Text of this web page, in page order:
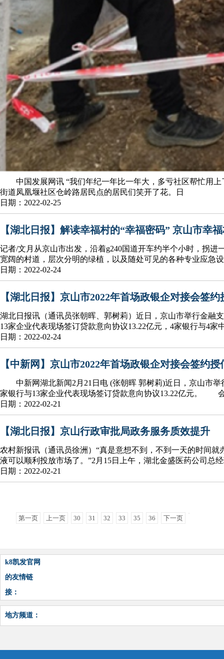
中国发展网讯 “我们年纪一年比一年大，多亏社区帮忙用上
街道凤凰堰社区仓岭路居民点的居民们笑开了花。日
日期：2022-02-25
【湖北日报】解读幸福村的“幸福密码” 京山市幸
记者/文月从京山市出发，沿着g240国道开车约半个小时，拐
宽阔的村道，层次分明的绿植，以及随处可见的各种专业应急
日期：2022-02-24
【湖北日报】京山市2022年首场政银企对接会签约
湖北日报讯（通讯员张朝晖、郭树莉）近日，京山市举行金融
13家企业代表现场签订贷款意向协议13.22亿元，4家银行与4家
日期：2022-02-24
【中新网】京山市2022年首场政银企对接会签约授
中新网湖北新闻2月21日电 (张朝晖 郭树莉)近日，京山市举
家银行与13家企业代表现场签订贷款意向协议13.22亿元。
日期：2022-02-21
【湖北日报】京山行政审批局政务服务质效提升
农村新报讯（通讯员徐洲）“真是意想不到，不到一天的时间
液可以顺利投放市场了。”2月15日上午，湖北金盛医药公司总
日期：2022-02-21
第一页 上一页 30 31 32 33 35 36 下一页
k8凯发官网
的友情链
接：
地方频道：